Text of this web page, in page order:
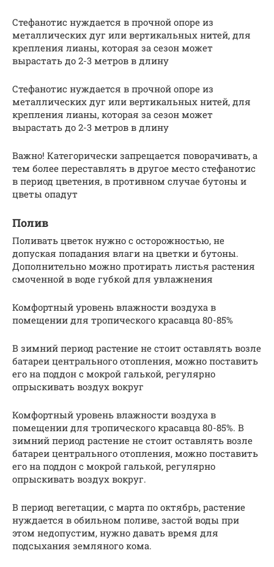
Стефанотис нуждается в прочной опоре из
металлических дуг или вертикальных нитей, для
крепления лианы, которая за сезон может
вырастать до 2-3 метров в длину
Стефанотис нуждается в прочной опоре из
металлических дуг или вертикальных нитей, для
крепления лианы, которая за сезон может
вырастать до 2-3 метров в длину
Важно! Категорически запрещается поворачивать, а
тем более переставлять в другое место стефанотис
в период цветения, в противном случае бутоны и
цветы опадут
Полив
Поливать цветок нужно с осторожностью, не
допуская попадания влаги на цветки и бутоны.
Дополнительно можно протирать листья растения
смоченной в воде губкой для увлажнения
Комфортный уровень влажности воздуха в
помещении для тропического красавца 80-85%
В зимний период растение не стоит оставлять возле
батареи центрального отопления, можно поставить
его на поддон с мокрой галькой, регулярно
опрыскивать воздух вокруг
Комфортный уровень влажности воздуха в
помещении для тропического красавца 80-85%. В
зимний период растение не стоит оставлять возле
батареи центрального отопления, можно поставить
его на поддон с мокрой галькой, регулярно
опрыскивать воздух вокруг.
В период вегетации, с марта по октябрь, растение
нуждается в обильном поливе, застой воды при
этом недопустим, нужно давать время для
подсыхания земляного кома.